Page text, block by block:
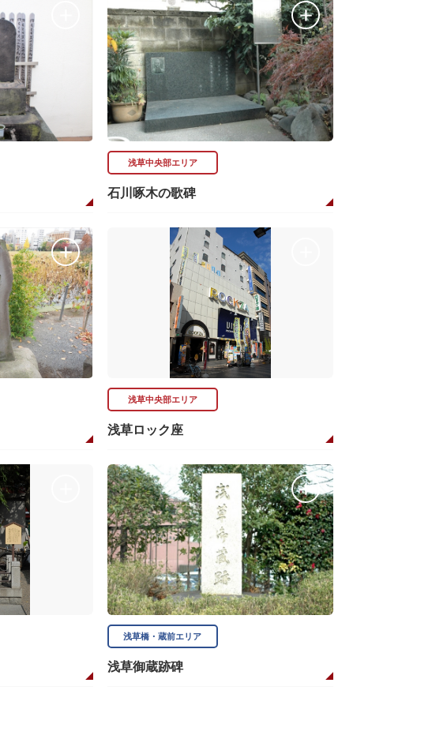
浅草中央部エリア
石川啄木の歌碑
浅草中央部エリア
浅草ロック座
浅草橋・蔵前エリア
浅草御蔵跡碑